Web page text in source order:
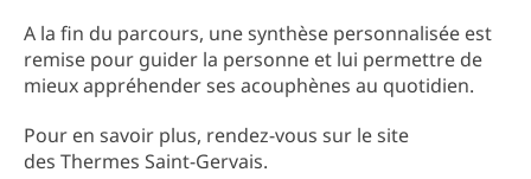
A la fin du parcours, une synthèse personnalisée est
remise pour guider la personne et lui permettre de
mieux appréhender ses acouphènes au quotidien.
Pour en savoir plus, rendez-vous sur le site
des Thermes Saint-Gervais.